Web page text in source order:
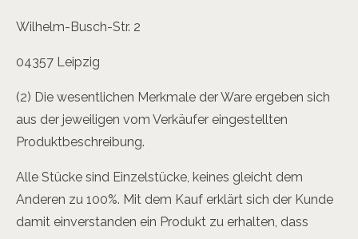
Wilhelm-Busch-Str. 2
04357 Leipzig
(2) Die wesentlichen Merkmale der Ware ergeben sich
aus der jeweiligen vom Verkäufer eingestellten
Produktbeschreibung.
Alle Stücke sind Einzelstücke, keines gleicht dem
Anderen zu 100%. Mit dem Kauf erklärt sich der Kunde
damit einverstanden ein Produkt zu erhalten, dass